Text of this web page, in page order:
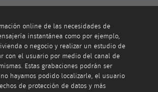
online de las necesidades de
instantánea como por ejemplo,
o negocio y realizar un estudio de
con el usuario por medio del canal de
Estas grabaciones podrán ser
hayamos podido localizarle, el usuario
de protección de datos y más